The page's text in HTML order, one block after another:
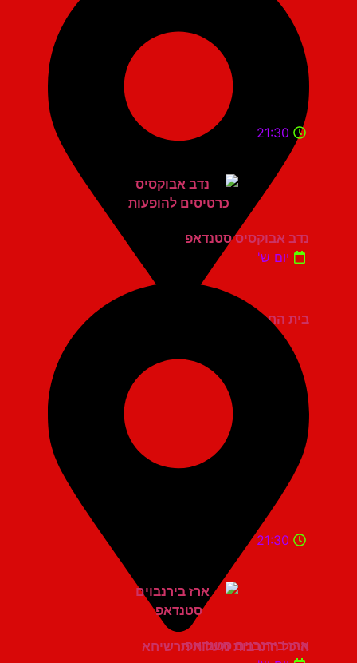
בית החייל תל אביב
21:30
נדב אבוקסיס סטנדאפ
יום ש'
היכל התרבות מעלות תרשיחא
21:30
ארז בירנבוים סטנדאפ